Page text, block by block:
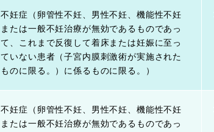
不妊症（卵管性不妊、男性不妊、機能性不妊
または一般不妊治療が無効であるものであっ
て、これまで反復して着床または妊娠に至っ
ていない患者（子宮内膜刺激術が実施された
ものに限る。）に係るものに限る。）
不妊症（卵管性不妊、男性不妊、機能性不妊
または一般不妊治療が無効であるものであっ